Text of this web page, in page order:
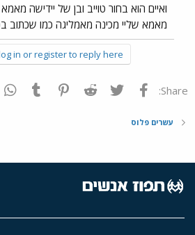
ואיים הוא בחור טוייב ובן של יידישה מאמא
מאמא שליי מכינה מאמליגה כמו שכתוב
in or register to reply here.
Share: פייסבוק Twitter
Reddit
Pinterest
Tumblr
עשרים פלוס